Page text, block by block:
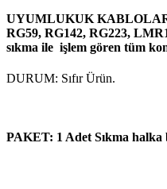
UYUMLUKUK
RG59, RG142, RG223,
sıkma ile işlem gören tüm
DURUM: Sıfır Ürün.
PAKET: 1 Adet Sıkma